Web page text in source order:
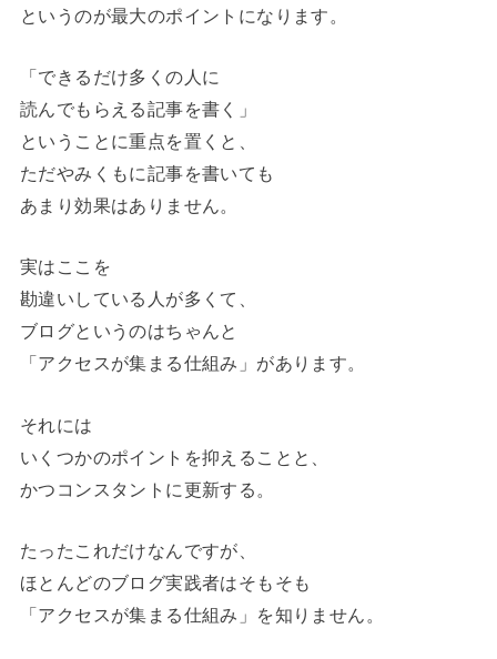
というのが最大のポイントになります。
「できるだけ多くの人に
読んでもらえる記事を書く」
ということに重点を置くと、
ただやみくもに記事を書いても
あまり効果はありません。
実はここを
勘違いしている人が多くて、
ブログというのはちゃんと
「アクセスが集まる仕組み」があります。
それには
いくつかのポイントを抑えることと、
かつコンスタントに更新する。
たったこれだけなんですが、
ほとんどのブログ実践者はそもそも
「アクセスが集まる仕組み」を知りません。